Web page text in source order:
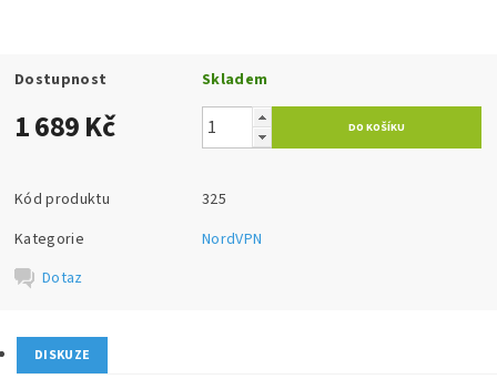
Dostupnost Skladem
1 689 Kč
Kód produktu
325
Kategorie
NordVPN
Dotaz
DISKUZE